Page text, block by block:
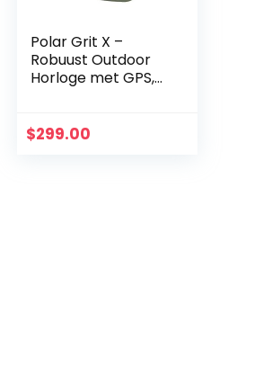
Polar Grit X –
Robuust Outdoor
Horloge met GPS,
Duurzaamheid van
$299.00